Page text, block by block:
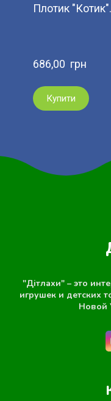
Плотик "Котик".
686,00  грн
Купити
"Дітлахи" – это
игрушек и детских
Новой